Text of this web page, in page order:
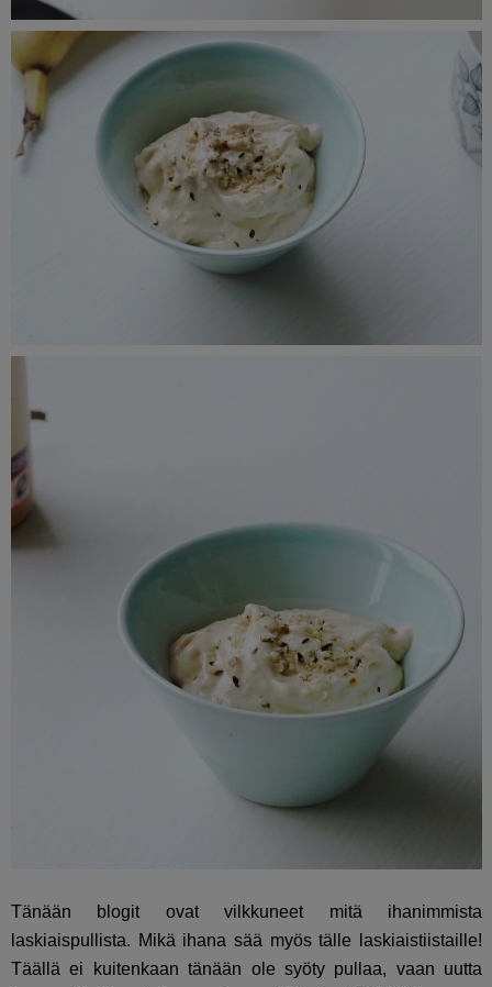
Tänään blogit ovat vilkkuneet mitä ihanimmista
laskiaispullista. Mikä ihana sää myös tälle laskiaistiistaille!
Täällä ei kuitenkaan tänään ole syöty pullaa, vaan uutta